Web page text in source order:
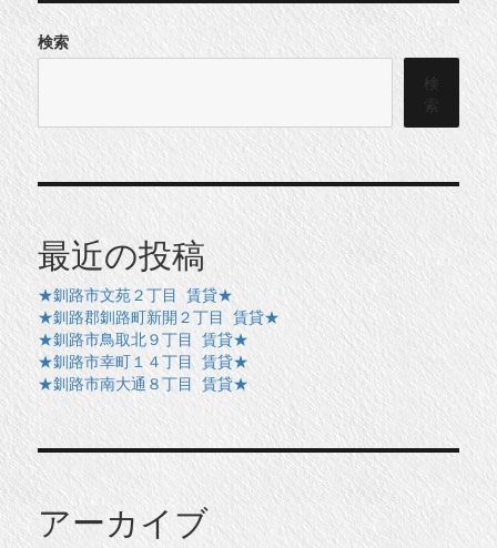
検索
検
索
最近の投稿
★釧路市文苑２丁目 賃貸★
★釧路郡釧路町新開２丁目 賃貸★
★釧路市鳥取北９丁目 賃貸★
★釧路市幸町１４丁目 賃貸★
★釧路市南大通８丁目 賃貸★
アーカイブ